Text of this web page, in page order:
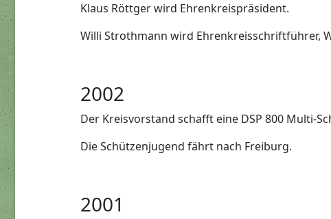
Klaus Röttger wird Ehrenkreispräsident.
Willi Strothmann wird Ehrenkreisschriftführer,
2002
Der Kreisvorstand schafft eine DSP 800 Multi-
Die Schützenjugend fährt nach Freiburg.
2001